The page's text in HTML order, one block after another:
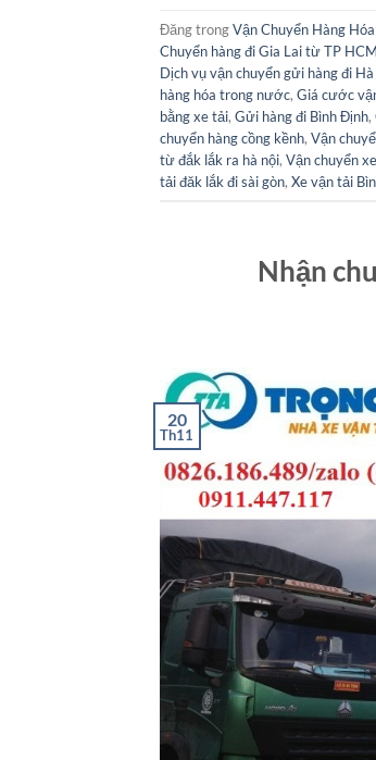
Đăng trongVận Chuyển Hàng Hóa
Chuyển hàng đi Gia Lai từ TP HCM
Dịch vụ vận chuyển gửi hàng đi
hàng hóa trong nước, Giá cước
bằng xe tải, Gửi hàng đi Bình Định,
chuyển hàng cồng kềnh, Vận
từ đắk lắk ra hà nội, Vận chuyển
tải đăk lắk đi sài gòn, Xe vận tải
Nhận
20
Th11